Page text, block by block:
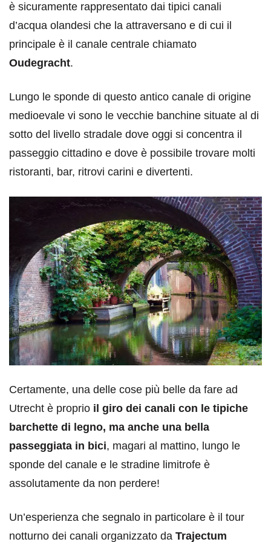
è sicuramente rappresentato dai tipici canali
d’acqua olandesi che la attraversano e di cui il
principale è il canale centrale chiamato
Oudegracht.
Lungo le sponde di questo antico canale di origine
medioevale vi sono le vecchie banchine situate al di
sotto del livello stradale dove oggi si concentra il
passeggio cittadino e dove è possibile trovare molti
ristoranti, bar, ritrovi carini e divertenti.
Certamente, una delle cose più belle da fare ad
Utrecht è proprio il giro dei canali con le tipiche
barchette di legno, ma anche una bella
passeggiata in bici, magari al mattino, lungo le
sponde del canale e le stradine limitrofe è
assolutamente da non perdere!
Un’esperienza che segnalo in particolare è il tour
notturno dei canali organizzato da Trajectum